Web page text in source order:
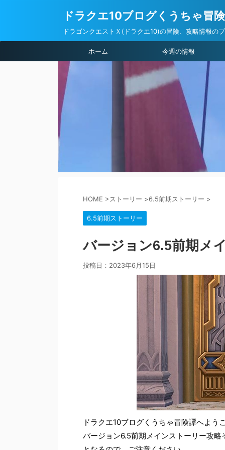
ドラクエ10ブログくうちゃ冒
ドラゴンクエストＸ(ドラクエ10)の冒険、攻略情報の
ホーム 今週の情報
HOME >ストーリー >6.5前期ストーリー >
6.5前期ストーリー
バージョン6.5前期メ
投稿日： 2023年6月15日
ドラクエ10ブログくうちゃ冒険譚へよう
バージョン6.5前期メインストーリー攻